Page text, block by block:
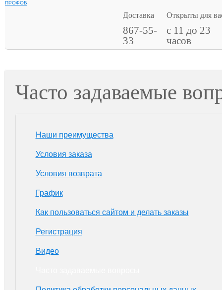
ПРОФОБ
Доставка
867-55-
33
Открыты для
с 11 до 23
часов
Часто задаваемые
Наши преимущества
Условия заказа
Условия возврата
График
Как пользоваться сайтом и делать заказы
Регистрация
Видео